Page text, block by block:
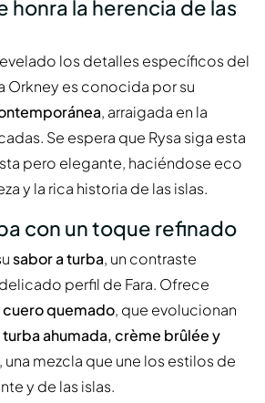
honra la herencia de las
los detalles específicos del
Orkney es conocida por su
, arraigada en la
Se espera que Rysa siga esta
pero elegante, haciéndose eco
y la rica historia de las islas.
con un toque refinado
sabor a turba, un contraste
perfil de Fara. Ofrece
cuero quemado, que evolucionan
turba ahumada, crème brûlée y
, una mezcla que une los estilos de
y de las islas.